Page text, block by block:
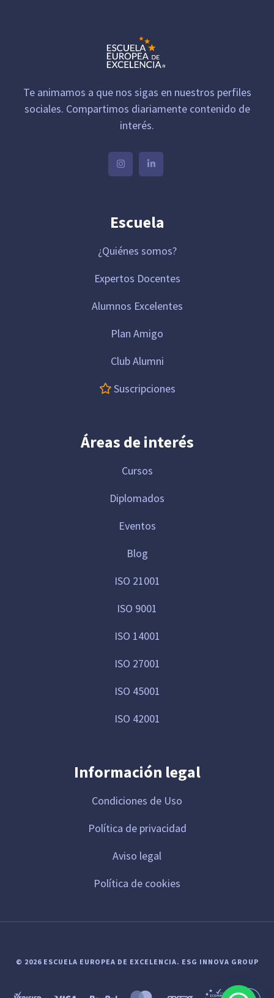
Te animamos a que nos sigas en nuestros perfiles
sociales. Compartimos diariamente contenido de
interés.
Escuela
¿Quiénes somos?
Expertos Docentes
Alumnos Excelentes
Plan Amigo
Club Alumni
Suscripciones
Áreas de interés
Cursos
Diplomados
Eventos
Blog
ISO 21001
ISO 9001
ISO 14001
ISO 27001
ISO 45001
ISO 42001
Información legal
Condiciones de Uso
Política de privacidad
Aviso legal
Política de cookies
© 2026 ESCUELA EUROPEA DE EXCELENCIA. ESG INNOVA GROUP